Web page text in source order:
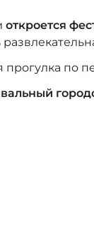
откроется
прогулка по